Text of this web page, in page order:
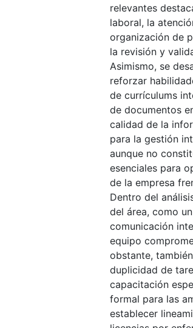
relevantes
laboral, la
organización de
la revisión y
Asimismo, se
reforzar
de currículums
de documentos
calidad de la
para la gestión
aunque no
esenciales para
de la empresa
Dentro del
del área, como
comunicación
equipo
obstante,
duplicidad de
capacitación
formal para las
establecer